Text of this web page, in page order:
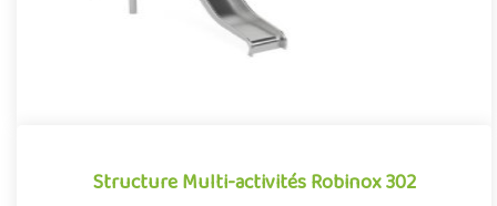
Structure Multi-activités Robinox 302